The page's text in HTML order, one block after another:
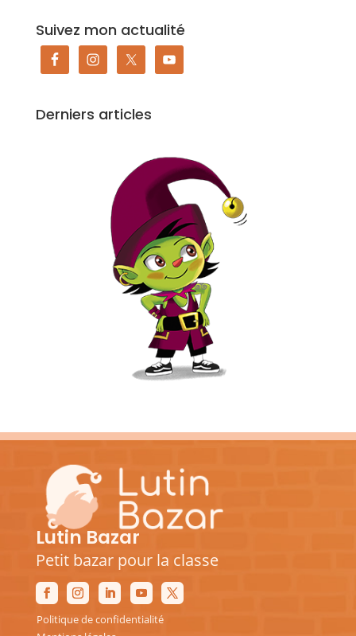
Suivez mon actualité
Derniers articles
Lutin Bazar
Petit bazar pour la classe
Politique de confidentialité